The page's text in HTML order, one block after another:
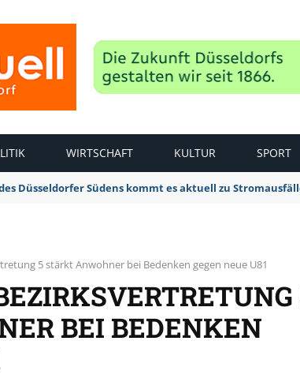
WIRTSCHAFT KULTUR SPORT
Düsseldorfer Südens kommt es aktuell zu
5 stärkt Anwohner bei Bedenken gegen neue U81
BEI BEDENKEN